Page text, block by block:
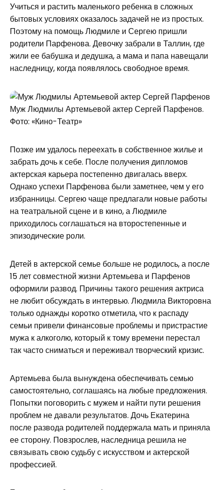
Учиться и растить маленького ребенка в сложных
бытовых условиях оказалось задачей не из простых.
Поэтому на помощь Людмиле и Сергею пришли
родители Парфенова. Девочку забрали в Таллин, где
жили ее бабушка и дедушка, а мама и папа навещали
наследницу, когда появлялось свободное время.
Муж Людмилы Артемьевой актер Сергей Парфенов.
Фото: «Кино-Театр»
Позже им удалось переехать в собственное жилье и
забрать дочь к себе. После получения дипломов
актерская карьера постепенно двигалась вверх.
Однако успехи Парфенова были заметнее, чем у его
избранницы. Сергею чаще предлагали новые работы
на театральной сцене и в кино, а Людмиле
приходилось соглашаться на второстепенные и
эпизодические роли.
Детей в актерской семье больше не родилось, а после
15 лет совместной жизни Артемьева и Парфенов
оформили развод. Причины такого решения актриса
не любит обсуждать в интервью. Людмила Викторовна
только однажды коротко отметила, что к распаду
семьи привели финансовые проблемы и пристрастие
мужа к алкоголю, который к тому времени перестал
так часто сниматься и переживал творческий кризис.
Артемьева была вынуждена обеспечивать семью
самостоятельно, соглашаясь на любые предложения.
Попытки поговорить с мужем и найти пути решения
проблем не давали результатов. Дочь Екатерина
после развода родителей поддержала мать и приняла
ее сторону. Повзрослев, наследница решила не
связывать свою судьбу с искусством и актерской
профессией.